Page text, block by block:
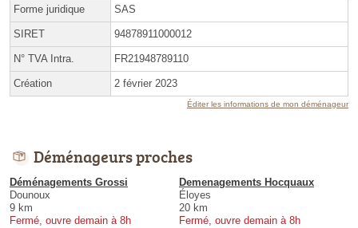
Forme juridique SAS
SIRET 94878911000012
N° TVA Intra. FR21948789110
Création 2 février 2023
Éditer les informations de mon déménageur
Déménageurs proches
Déménagements Grossi
Dounoux
9 km
Fermé, ouvre demain à 8h
Demenagements Hocquaux
Éloyes
20 km
Fermé, ouvre demain à 8h